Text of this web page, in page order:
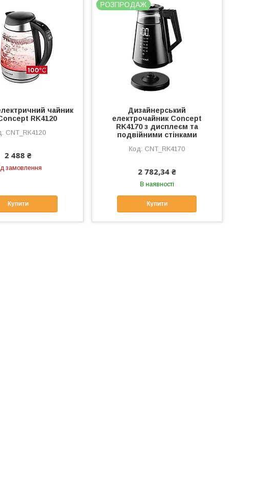
чайник
RK4120
CNT_RK4120
2 488 ₴
замовлення
Купити
РОЗПРОДАЖ
Дизайнерський
електрочайник Concept
RK4170 з дисплеєм та
подвійними стінками
CNT_RK4170
2 782,34 ₴
В наявності
Купити